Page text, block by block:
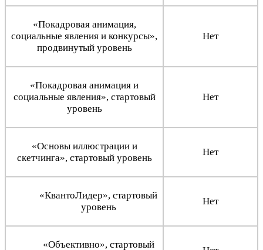
«Покадровая анимация,
социальные явления и конкурсы»,
продвинутый уровень
Нет
«Покадровая анимация и
социальные явления», стартовый
уровень
Нет
«Основы иллюстрации и
скетчинга», стартовый уровень
Нет
«КвантоЛидер», стартовый
уровень
Нет
«Объективно», стартовый